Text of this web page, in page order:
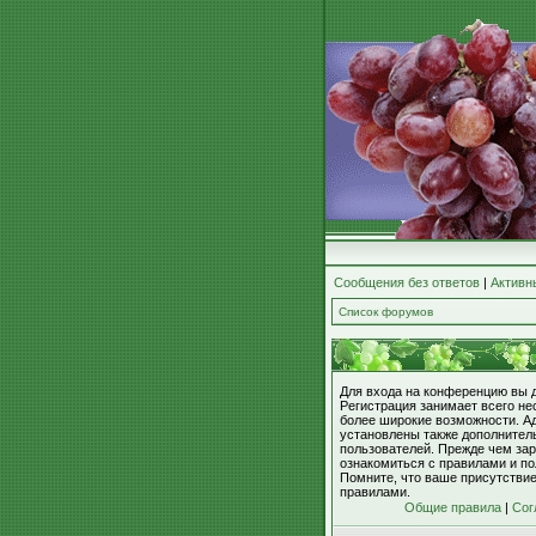
Сообщения без ответов |
Список форумов
Для входа на конференцию вы
Регистрация занимает всего
более широкие возможности.
установлены также
пользователей. Прежде чем
ознакомиться с правилами и
Помните, что ваше
правилами.
Общие правила |